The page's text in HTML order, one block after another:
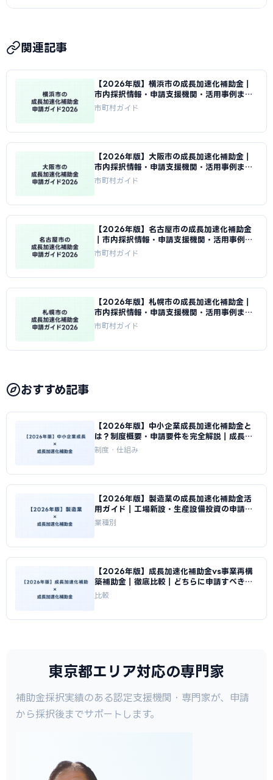
す。当サイトでは青梅市に対応した専門家を無料でご紹介して
います。
関連記事
【2026年版】横浜市の成長加速化補助金｜
市内採択情報・申請支援機関・活用事例まと
め｜成長加速化補助金ナビ
市町村ガイド
【2026年版】大阪市の成長加速化補助金｜
市内採択情報・申請支援機関・活用事例まと
め｜成長加速化補助金ナビ
市町村ガイド
【2026年版】名古屋市の成長加速化補助金
｜市内採択情報・申請支援機関・活用事例ま
とめ｜成長加速化補助金ナビ
市町村ガイド
【2026年版】札幌市の成長加速化補助金｜
市内採択情報・申請支援機関・活用事例まと
め｜成長加速化補助金ナビ
市町村ガイド
おすすめ記事
【2026年版】中小企業成長加速化補助金と
は？制度概要・申請要件を完全解説｜成長加
速化補助金ナビ
制度・仕組み
【2026年版】製造業の成長加速化補助金活
用ガイド｜工場新設・生産設備投資の申請戦
略｜成長加速化補助金ナビ
業種別
【2026年版】成長加速化補助金vs事業再構
築補助金｜徹底比較｜どちらに申請すべきか
｜成長加速化補助金ナビ
比較
東京都エリア対応の専門家
補助金採択実績のある認定支援機関・専門家が、申請
から採択後までサポートします。